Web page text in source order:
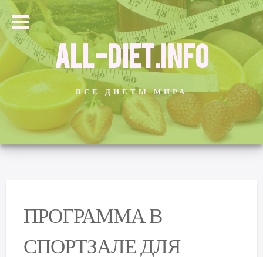
ALL-DIET.INFO
ВСЕ ДИЕТЫ МИРА
ПРОГРАММА В
СПОРТЗАЛЕ ДЛЯ